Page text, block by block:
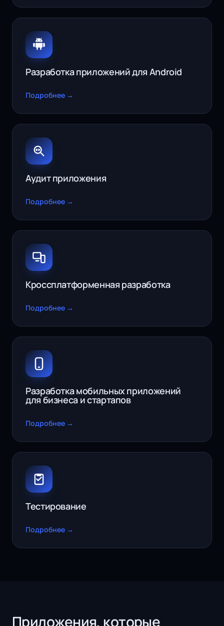
Разработка приложений для Android
Подробнее →
Аудит приложения
Подробнее →
Кроссплатформенная разработка
Подробнее →
Разработка мобильных приложений
для бизнеса и стартапов
Подробнее →
Тестирование
Подробнее →
Приложения, которые